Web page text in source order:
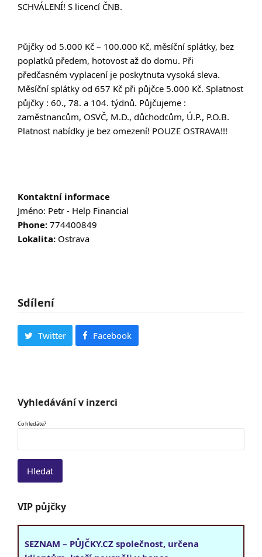
SCHVÁLENÍ! S licencí ČNB.
Půjčky od 5.000 Kč – 100.000 Kč, měsíční splátky, bez
poplatků předem, hotovost až do domu. Při
předčasném vyplacení je poskytnuta vysoká sleva.
Měsíční splátky od 657 Kč při půjčce 5.000 Kč. Splatnost
půjčky : 60., 78. a 104. týdnů. Půjčujeme :
zaměstnancům, OSVČ, M.D., důchodcům, Ú.P., P.O.B.
Platnost nabídky je bez omezení! POUZE OSTRAVA!!!
Kontaktní informace
Jméno: Petr - Help Financial
Phone: 774400849
Lokalita: Ostrava
Sdílení
Twitter Facebook
Vyhledávání v inzerci
Co hledáte?
VIP půjčky
SEZNAM – PŮJČKY.CZ společnost, určena